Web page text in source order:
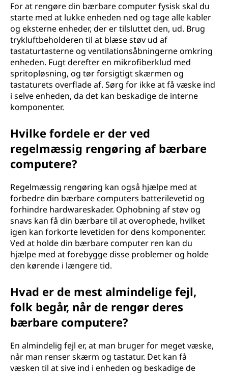
For at rengøre din bærbare computer fysisk skal du
starte med at lukke enheden ned og tage alle kabler
og eksterne enheder, der er tilsluttet den, ud. Brug
trykluftbeholderen til at blæse støv ud af
tastaturtasterne og ventilationsåbningerne omkring
enheden. Fugt derefter en mikrofiberklud med
spritopløsning, og tør forsigtigt skærmen og
tastaturets overflade af. Sørg for ikke at få væske ind
i selve enheden, da det kan beskadige de interne
komponenter.
Hvilke fordele er der ved
regelmæssig rengøring af bærbare
computere?
Regelmæssig rengøring kan også hjælpe med at
forbedre din bærbare computers batterilevetid og
forhindre hardwareskader. Ophobning af støv og
snavs kan få din bærbare til at overophede, hvilket
igen kan forkorte levetiden for dens komponenter.
Ved at holde din bærbare computer ren kan du
hjælpe med at forebygge disse problemer og holde
den kørende i længere tid.
Hvad er de mest almindelige fejl,
folk begår, når de rengør deres
bærbare computere?
En almindelig fejl er, at man bruger for meget væske,
når man renser skærm og tastatur. Det kan få
væsken til at sive ind i enheden og beskadige de